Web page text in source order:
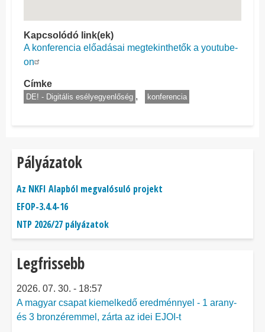
Kapcsolódó link(ek)
A konferencia előadásai megtekinthetők a youtube-
on
Címke
DE! - Digitális esélyegyenlőség konferencia
Pályázatok
Az NKFI Alapból megvalósuló projekt
EFOP-3.4.4-16
NTP 2026/27 pályázatok
Legfrissebb
2026. 07. 30. - 18:57
A magyar csapat kiemelkedő eredménnyel - 1 arany-
és 3 bronzéremmel, zárta az idei EJOI-t